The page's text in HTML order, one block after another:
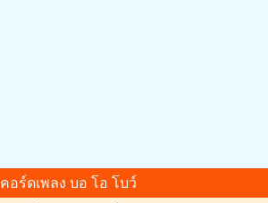
คอร์ดเพลง บอ โอ โบว์